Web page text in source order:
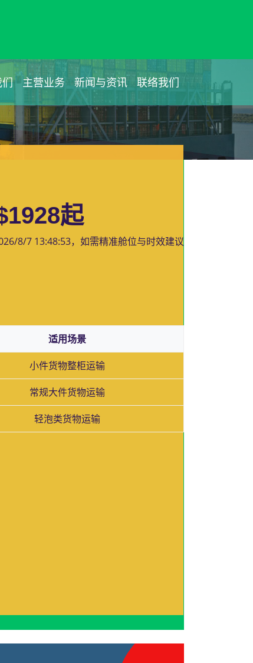
主营业务 新闻与资讯 联络我们
起
8/7 13:48:53，如需精准舱位与时效建议
适用场景
小件货物整柜运输
常规大件货物运输
轻泡类货物运输